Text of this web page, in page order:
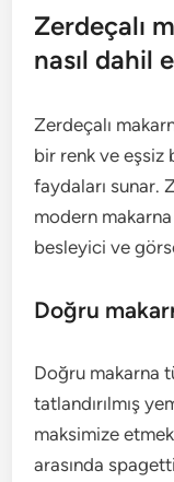
Zerdeçalı
nasıl dahil
Zerdeçalı
bir renk ve eşsiz
faydaları sunar.
modern
besleyici ve
Doğru
Doğru makarna
tatlandırılmış
maksimize
arasında